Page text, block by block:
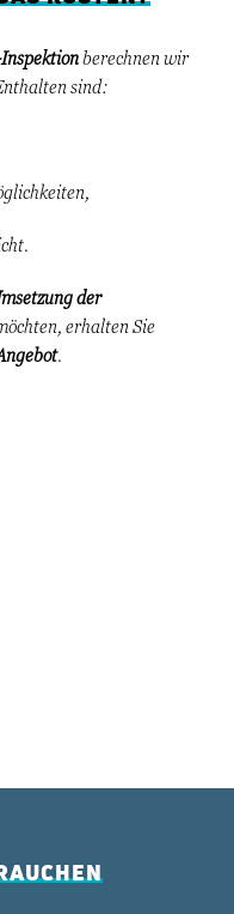
berechnen wir
sind:
der
erhalten Sie
.